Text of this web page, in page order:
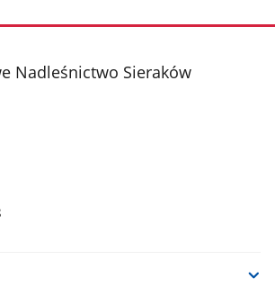
Nadleśnictwo Sieraków